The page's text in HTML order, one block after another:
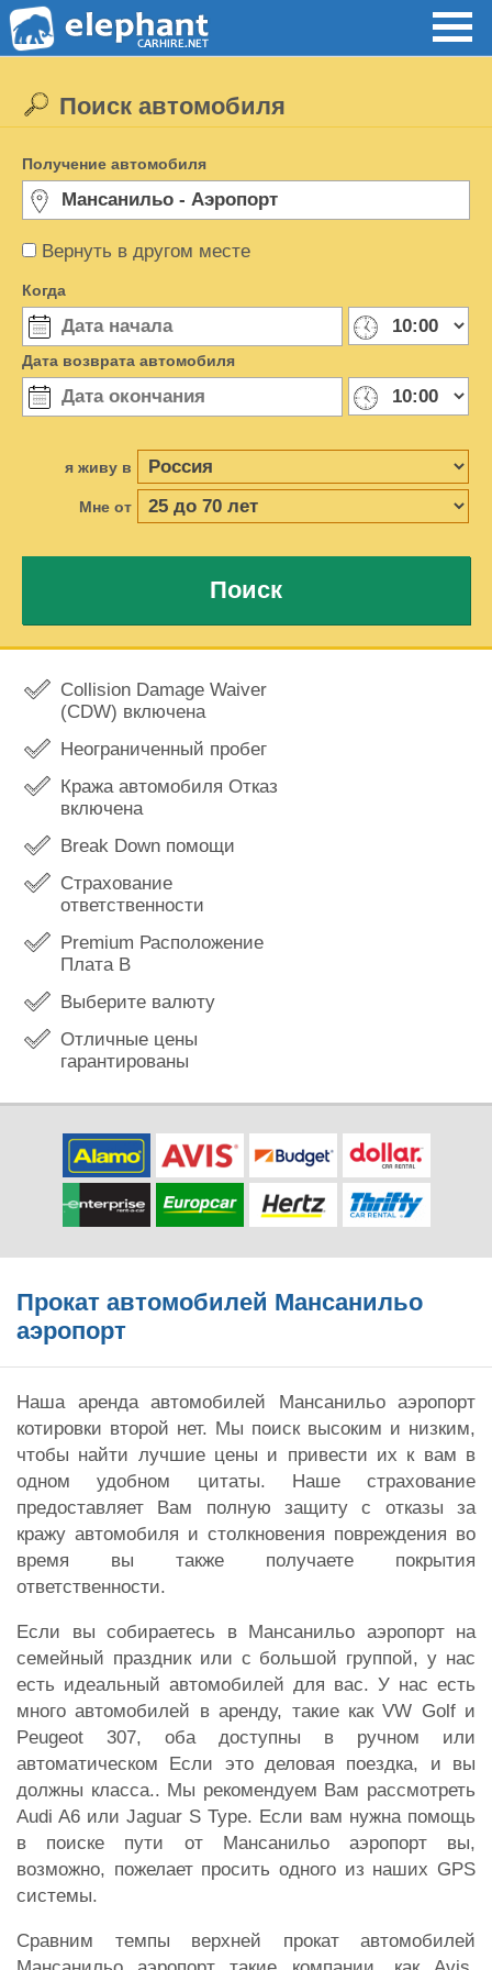
Вернуть в другом месте
Поиск автомобиля
Получение автомобиля
Когда
Дата возврата автомобиля
я живу в
Мне от
Поиск
Collision Damage Waiver
(CDW) включена
Неограниченный пробег
Кража автомобиля Отказ
включена
Break Down помощи
Страхование
ответственности
Premium Расположение
Плата В
Выберите валюту
Отличные цены
гарантированы
Прокат автомобилей Мансанильо
аэропорт
Наша аренда автомобилей Мансанильо аэропорт
котировки второй нет. Мы поиск высоким и низким,
чтобы найти лучшие цены и привести их к вам в
одном удобном цитаты. Наше страхование
предоставляет Вам полную защиту с отказы за
кражу автомобиля и столкновения повреждения во
время вы также получаете покрытия
ответственности.
Если вы собираетесь в Мансанильо аэропорт на
семейный праздник или с большой группой, у нас
есть идеальный автомобилей для вас. У нас есть
много автомобилей в аренду, такие как VW Golf и
Peugeot 307, оба доступны в ручном или
автоматическом Если это деловая поездка, и вы
должны класса.. Мы рекомендуем Вам рассмотреть
Audi A6 или Jaguar S Type. Если вам нужна помощь
в поиске пути от Мансанильо аэропорт вы,
возможно, пожелает просить одного из наших GPS
системы.
Сравним темпы верхней прокат автомобилей